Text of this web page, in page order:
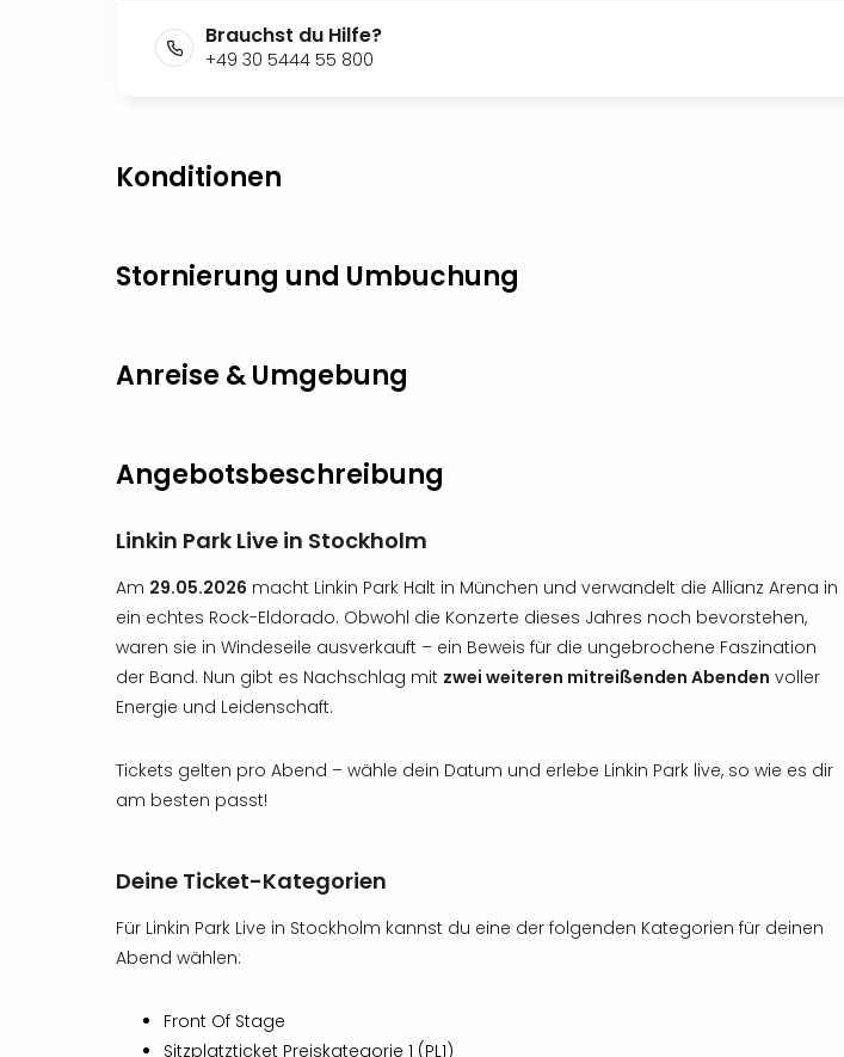
Brauchst du Hilfe?
+49 30 5444 55 800
Konditionen
Stornierung und Umbuchung
Anreise & Umgebung
Angebotsbeschreibung
Linkin Park Live in Stockholm
Am 29.05.2026 macht Linkin Park Halt in München und verwandelt die Allianz Arena in
ein echtes Rock-Eldorado. Obwohl die Konzerte dieses Jahres noch bevorstehen,
waren sie in Windeseile ausverkauft – ein Beweis für die ungebrochene Faszination
der Band. Nun gibt es Nachschlag mit zwei weiteren mitreißenden Abenden voller
Energie und Leidenschaft.
Tickets gelten pro Abend – wähle dein Datum und erlebe Linkin Park live, so wie es dir
am besten passt!
Deine Ticket-Kategorien
Für Linkin Park Live in Stockholm kannst du eine der folgenden Kategorien für deinen
Abend wählen:
Front Of Stage
Sitzplatzticket Preiskategorie 1 (PL1)